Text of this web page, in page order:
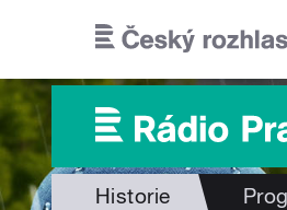
Historie